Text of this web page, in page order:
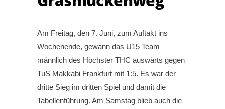
Am Freitag, den 7. Juni, zum Auftakt ins
Wochenende, gewann das U15 Team
männlich des Höchster THC auswärts gegen
TuS Makkabi Frankfurt mit 1:5. Es war der
dritte Sieg im dritten Spiel und damit die
Tabellenführung. Am Samstag blieb auch die